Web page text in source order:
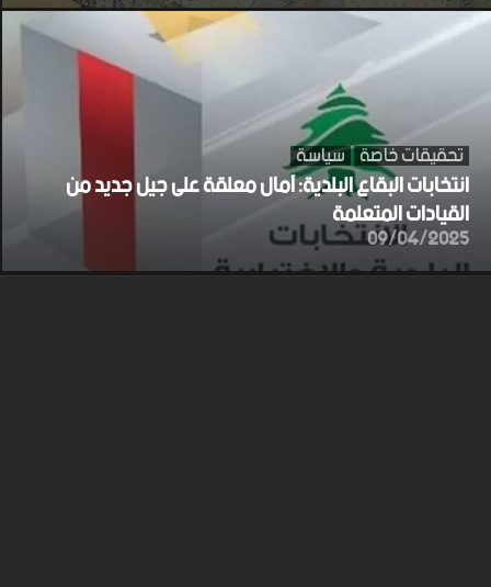
تحقيقات خاصة سياسة
انتخابات البقاع البلدية: آمال معلقة على جيل جديد من
القيادات المتعلمة
09/04/2025